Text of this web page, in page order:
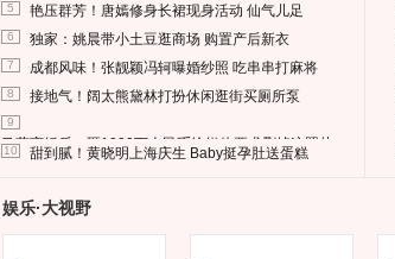
5 艳压群芳！唐嫣修身长裙现身活动 仙气儿足
6 独家：姚晨带小土豆逛商场 购置产后新衣
7 成都风味！张靓颖冯轲曝婚纱照 吃串串打麻将
8 接地气！阔太熊黛林打扮休闲逛街买厕所泵
9
马蓉离婚后，砸1000万人民币给媒体要求删掉这照片
10 甜到腻！黄晓明上海庆生 Baby挺孕肚送蛋糕
娱乐·大视野